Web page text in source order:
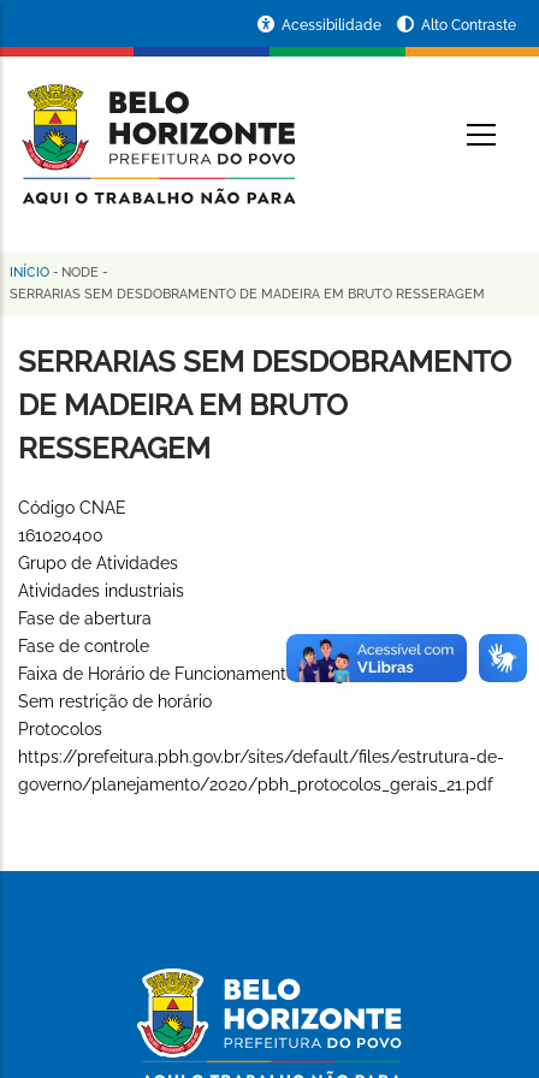
conteúdo
principal
da
Prefeitura
de
Horizonte
Acessibilidade Alto Contraste
Trilha
navegação
INÍCIO - NODE -
SERRARIAS SEM DESDOBRAMENTO DE MADEIRA EM BRUTO RESSERAGEM
SERRARIAS SEM DESDOBRAMENTO
DE MADEIRA EM BRUTO
RESSERAGEM
Código CNAE
161020400
Grupo de Atividades
Atividades industriais
Fase de abertura
Fase de controle
Faixa de Horário de Funcionamento (Long)
Sem restrição de horário
Protocolos
https://prefeitura.pbh.gov.br/sites/default/files/estrutura-de-
governo/planejamento/2020/pbh_protocolos_gerais_21.pdf